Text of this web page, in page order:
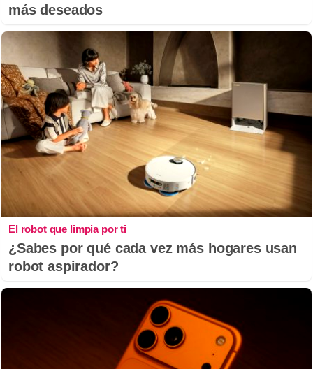
más deseados
El robot que limpia por ti
¿Sabes por qué cada vez más hogares usan
robot aspirador?